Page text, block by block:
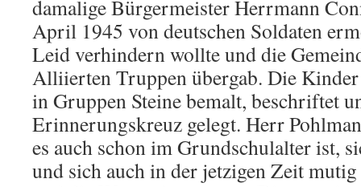
damalige Bürgermeister Herrmann
April 1945 von deutschen Soldaten
Leid verhindern wollte und die
Alliierten Truppen übergab. Die Kinder
in Gruppen Steine bemalt, beschriftet
Erinnerungskreuz gelegt. Herr
es auch schon im Grundschulalter ist,
und sich auch in der jetzigen Zeit